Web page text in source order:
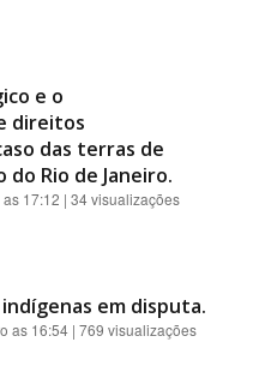
e o
direitos
das terras de
do Rio de Janeiro.
17:12 | 34 visualizações
em disputa.
as 16:54 | 769 visualizações